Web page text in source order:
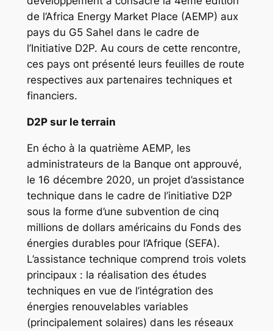
de l’Africa Energy Market Place (AEMP) aux
pays du G5 Sahel dans le cadre de
l’Initiative D2P. Au cours de cette rencontre,
ces pays ont présenté leurs feuilles de route
respectives aux partenaires techniques et
financiers.
D2P sur le terrain
En écho à la quatrième AEMP, les
administrateurs de la Banque ont approuvé,
le 16 décembre 2020, un projet d’assistance
technique dans le cadre de l’initiative D2P
sous la forme d’une subvention de cinq
millions de dollars américains du Fonds des
énergies durables pour l’Afrique (SEFA).
L’assistance technique comprend trois volets
principaux : la réalisation des études
techniques en vue de l’intégration des
énergies renouvelables variables
(principalement solaires) dans les réseaux